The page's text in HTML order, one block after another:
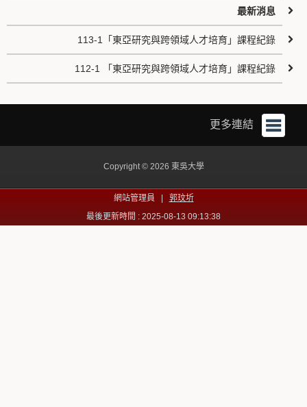
最新消息
113-1「東亞研究與跨領域人才培育」課程紀錄
112-1 「東亞研究與跨領域人才培育」課程紀錄
更多連結
Copyright © 2026 東吳大學
網站管理員 | 郭玟圻
最後更新時間 : 2025-08-13 09:13:38